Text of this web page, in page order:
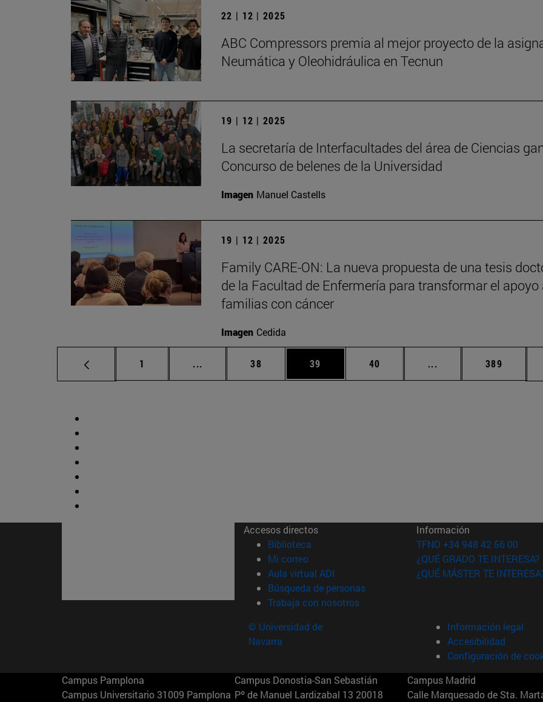
22 | 12 | 2025
ABC Compressors premia al mejor proyecto de la
Neumática y Oleohidráulica en Tecnun
19 | 12 | 2025
La secretaría de Interfacultades del área de Ciencias
Concurso de belenes de la Universidad
Imagen Manuel Castells
19 | 12 | 2025
Family CARE-ON: La nueva propuesta de una tesis
de la Facultad de Enfermería para transformar el apoyo
familias con cáncer
Imagen Cedida
Página
1 ... Páginas intermedias Use TAB para desplazarse.
Página
38 Página
39 Página
40 ... Páginas intermedias
Página
389
Accesos directos
Biblioteca (abre en nueva ventana)
Mi correo(abre en nueva ventana)
Aula virtual ADI (abre en nueva ventana)
Búsqueda de personas(abre en nueva ventana)
Trabaja con nosotros(abre en nueva ventana)
Información
TFNO +34 948 42 56 00
¿QUÉ GRADO TE INTERESA?
¿QUÉ MÁSTER TE
© Universidad de
Navarra
Información legal
Accesibilidad
Configuración de
Campus Pamplona
Campus Universitario 31009 Pamplona
Campus Donostia-San Sebastián
Pº de Manuel Lardizabal 13 20018
Campus Madrid
Calle Marquesado de Sta.